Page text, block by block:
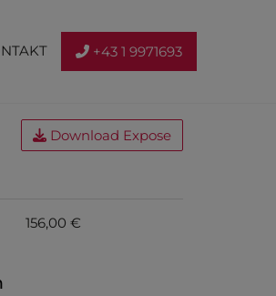
+43 1 9971693
Download Expose
156,00 €